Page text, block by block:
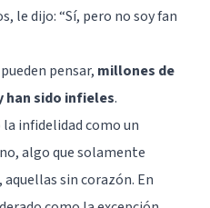
le dijo: “Sí, pero no soy fan
pensar, millones de
han sido infieles.
la infidelidadcomo un
algo que solamente
sin corazón. En